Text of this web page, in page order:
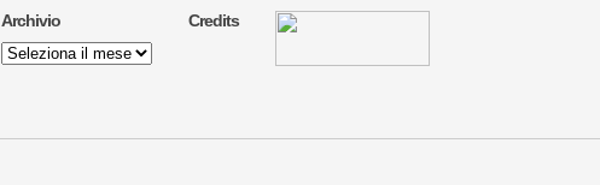
Archivio
Archivio
Credits